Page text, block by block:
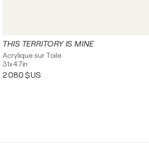
THIS TERRITORY IS MINE
Acrylique sur Toile
31x47in
2 080 $US